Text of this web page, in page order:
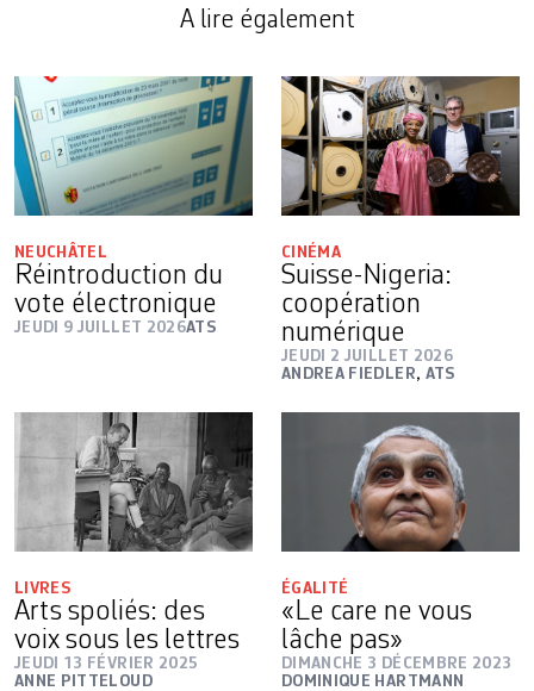
A lire également
NEUCHÂTEL
Réintroduction du
vote électronique
JEUDI 9 JUILLET 2026ATS
CINÉMA
Suisse-Nigeria:
coopération
numérique
JEUDI 2 JUILLET 2026
ANDREA FIEDLER, ATS
LIVRES
Arts spoliés: des
voix sous les lettres
JEUDI 13 FÉVRIER 2025
ANNE PITTELOUD
ÉGALITÉ
«Le care ne vous
lâche pas»
DIMANCHE 3 DÉCEMBRE 2023
DOMINIQUE HARTMANN